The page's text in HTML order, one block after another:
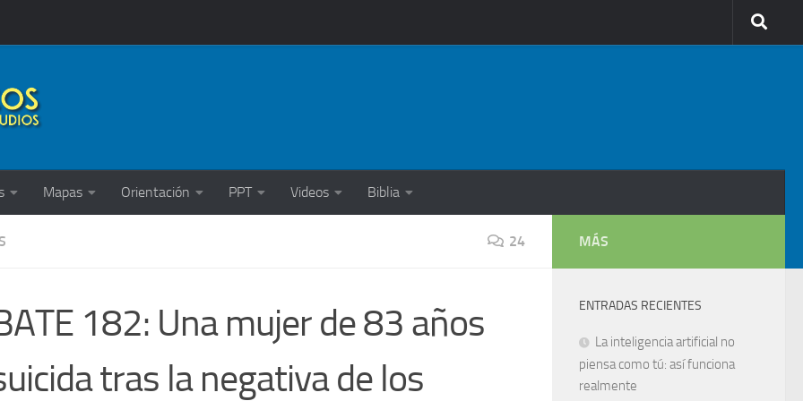
Mapas Orientación PPT Videos Biblia
24
182: Una mujer de 83 años
tras la negativa de los
MÁS
ENTRADAS RECIENTES
La inteligencia artificial no
piensa como tú: así funciona
realmente